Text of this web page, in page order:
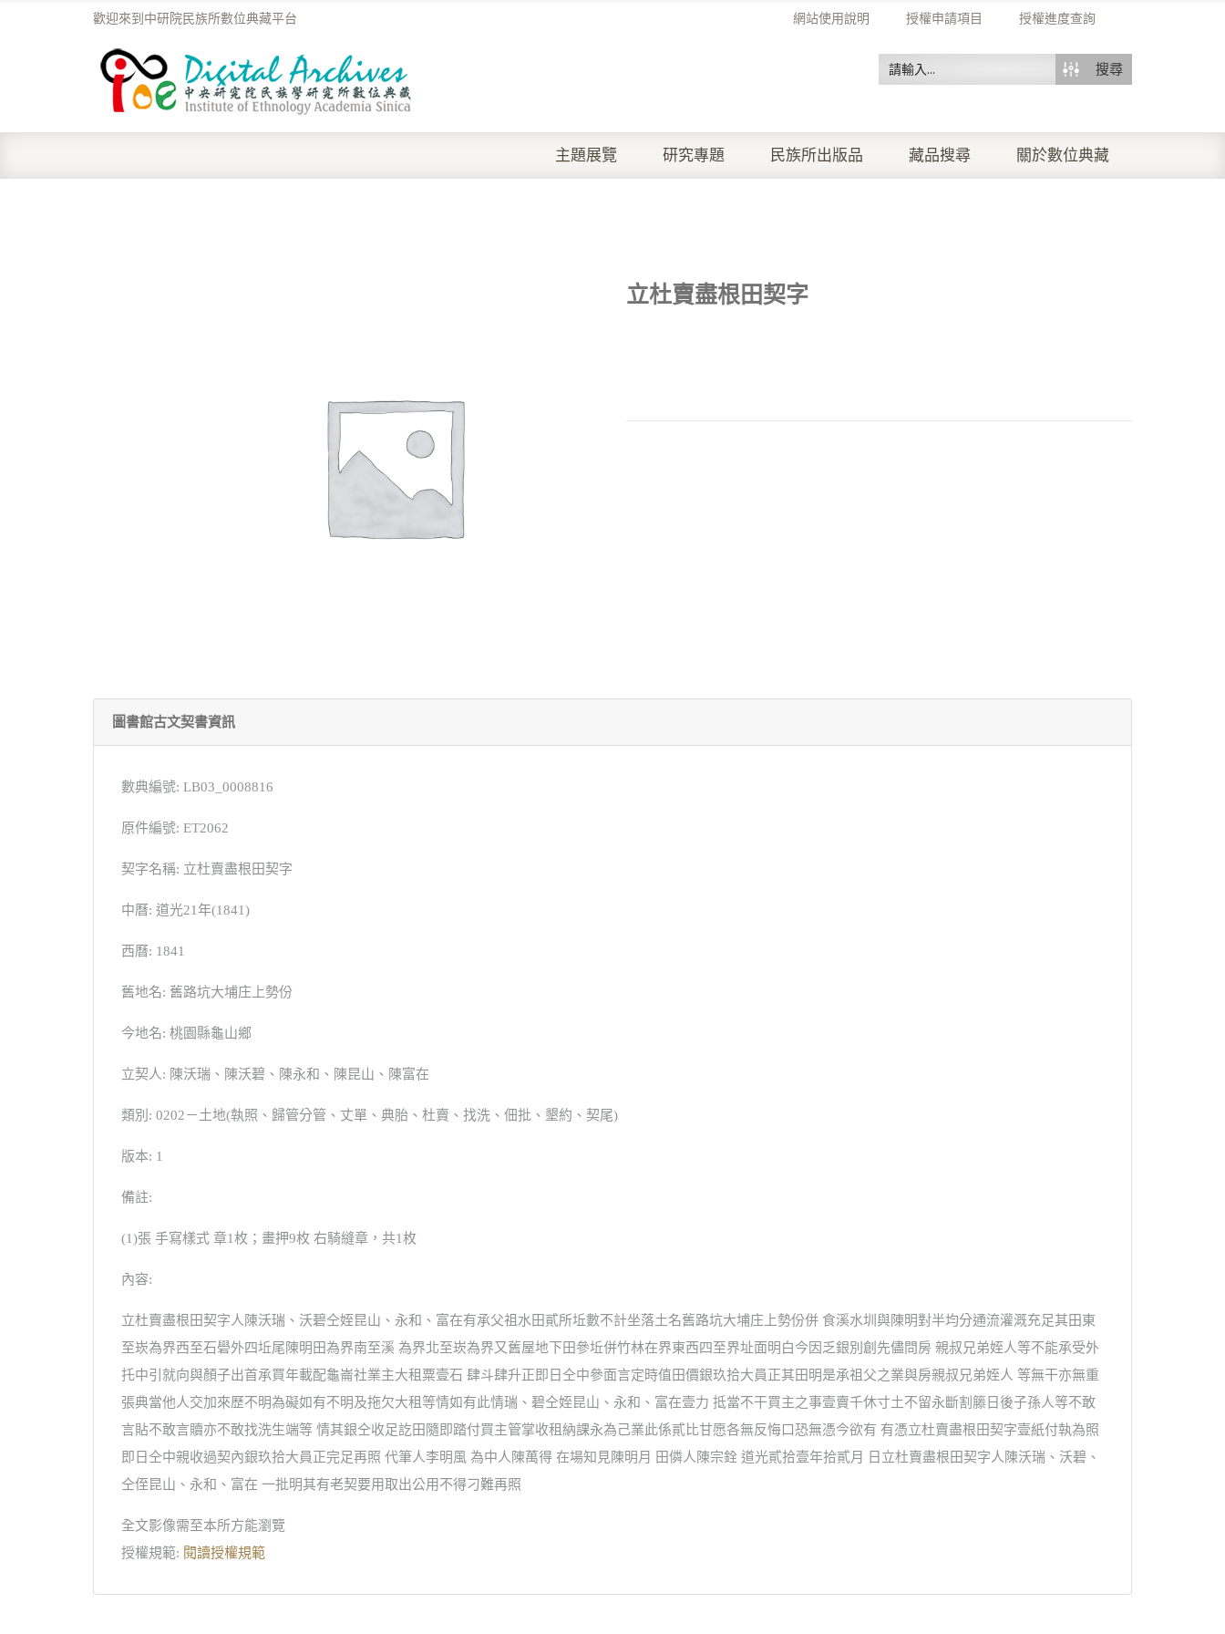
網站使用說明 授權申請項目 授權進度查詢
歡迎來到中研院民族所數位典藏平台
搜尋
主題展覽 研究專題 民族所出版品 藏品搜尋 關於數位典藏
立杜賣盡根田契字
圖書館古文契書資訊
數典編號: LB03_0008816
原件編號: ET2062
契字名稱: 立杜賣盡根田契字
中曆: 道光21年(1841)
西曆: 1841
舊地名: 舊路坑大埔庄上勢份
今地名: 桃園縣龜山鄉
立契人: 陳沃瑞、陳沃碧、陳永和、陳昆山、陳富在
類別: 0202－土地(執照、歸管分管、丈單、典胎、杜賣、找洗、佃批、墾約、契尾)
版本: 1
備註:
(1)張 手寫樣式 章1枚；畫押9枚 右騎縫章，共1枚
內容:
立杜賣盡根田契字人陳沃瑞、沃碧仝姪昆山、永和、富在有承父祖水田貳所坵數不計坐落土名舊路坑大埔庄上勢份併 食溪水圳與陳明對半均分通流灌溉充足其田東
至崁為界西至石礐外四坵尾陳明田為界南至溪 為界北至崁為界又舊屋地下田參坵併竹林在界東西四至界址面明白今因乏銀別創先儘問房 親叔兄弟姪人等不能承受外
托中引就向與顏子出首承買年載配龜崙社業主大租粟壹石 肆斗肆升正即日仝中參面言定時值田價銀玖拾大員正其田明是承祖父之業與房親叔兄弟姪人 等無干亦無重
張典當他人交加來歷不明為礙如有不明及拖欠大租等情如有此情瑞、碧仝姪昆山、永和、富在壹力 抵當不干買主之事壹賣千休寸土不留永斷割籐日後子孫人等不敢
言貼不敢言贖亦不敢找洗生端等 情其銀仝收足訖田隨即踏付買主管掌收租納課永為己業此係貳比甘愿各無反悔口恐無憑今欲有 有憑立杜賣盡根田契字壹紙付執為照
即日仝中親收過契內銀玖拾大員正完足再照 代筆人李明風 為中人陳萬得 在場知見陳明月 田僯人陳宗銓 道光貳拾壹年拾貳月 日立杜賣盡根田契字人陳沃瑞、沃碧、
仝侄昆山、永和、富在 一批明其有老契要用取出公用不得刁難再照
全文影像需至本所方能瀏覽
授權規範: 閱讀授權規範